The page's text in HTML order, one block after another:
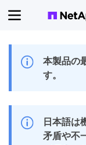
本製品の
す。
日本語は
矛盾や不